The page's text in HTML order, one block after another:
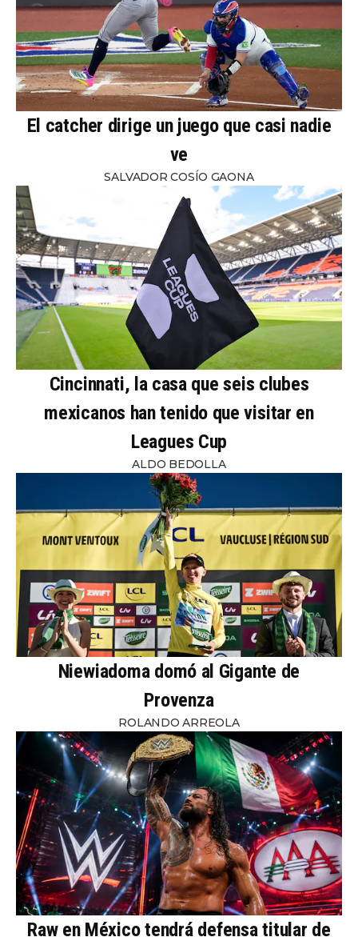
El catcher dirige un juego que casi nadie
ve
SALVADOR COSÍO GAONA
Cincinnati, la casa que seis clubes
mexicanos han tenido que visitar en
Leagues Cup
ALDO BEDOLLA
Niewiadoma domó al Gigante de
Provenza
ROLANDO ARREOLA
Raw en México tendrá defensa titular de